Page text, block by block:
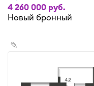
4 260 000 руб.
Новый бронный
✎